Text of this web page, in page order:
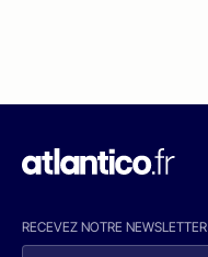
RECEVEZ NOTRE NEWSLETTER